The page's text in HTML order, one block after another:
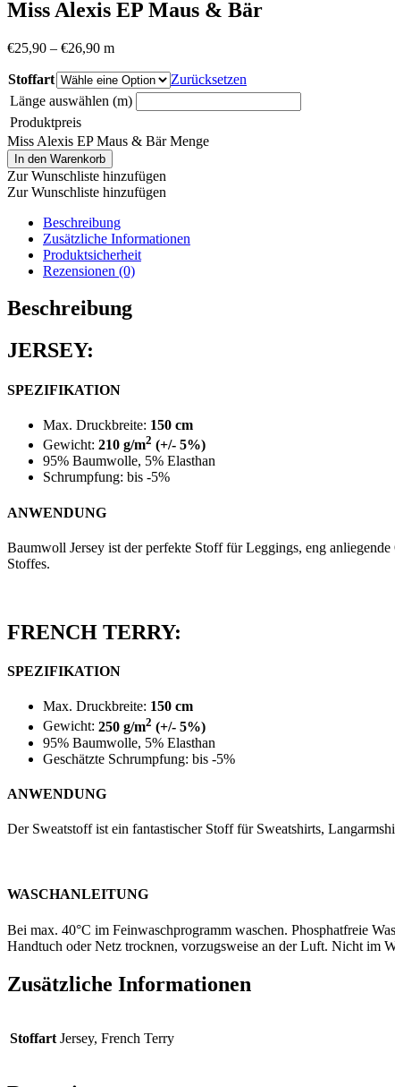
Miss Alexis EP Maus & Bär
€25,90 – €26,90 m
Stoffart
Zurücksetzen
Länge auswählen (m)
Produktpreis
Miss Alexis EP Maus & Bär Menge
In den Warenkorb
Zur Wunschliste hinzufügen
Zur Wunschliste hinzufügen
Beschreibung
Zusätzliche Informationen
Produktsicherheit
Rezensionen (0)
Beschreibung
JERSEY:
SPEZIFIKATION
Max. Druckbreite: 150 cm
Gewicht: 210 g/m2 (+/- 5%)
95% Baumwolle, 5% Elasthan
Schrumpfung: bis -5%
ANWENDUNG
Baumwoll Jersey ist der perfekte Stoff für Leggings, eng
Stoffes.
FRENCH TERRY:
SPEZIFIKATION
Max. Druckbreite: 150 cm
Gewicht: 250 g/m2 (+/- 5%)
95% Baumwolle, 5% Elasthan
Geschätzte Schrumpfung: bis -5%
ANWENDUNG
Der Sweatstoff ist ein fantastischer Stoff für Sweatshirts,
WASCHANLEITUNG
Bei max. 40°C im Feinwaschprogramm waschen. Phosphatfreie
Handtuch oder Netz trocknen, vorzugsweise an der Luft. Nicht im
Zusätzliche Informationen
Stoffart Jersey, French Terry